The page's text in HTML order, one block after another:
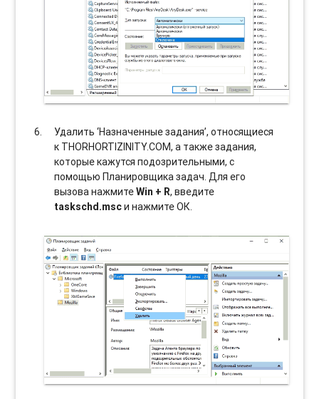
Удалить ‘Назначенные задания’, относящиеся
к THORHORTIZINITY.COM, а также задания,
которые кажутся подозрительными, с
помощью Планировщика задач. Для его
вызова нажмитеWin + R, введите
taskschd.mscи нажмите ОК.